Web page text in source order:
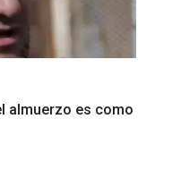
almuerzo es como